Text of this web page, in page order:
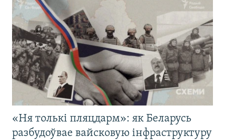
«Ня толькі пляцдарм»: як Беларусь
разбудоўвае вайсковую інфраструктуру